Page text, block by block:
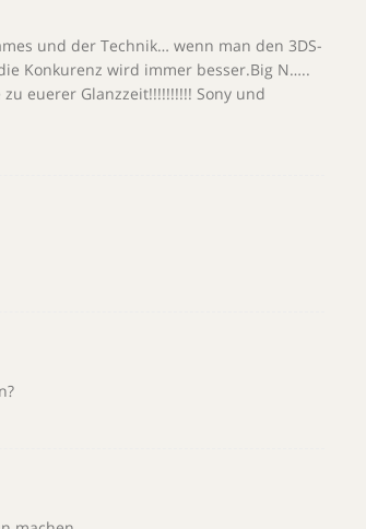
und der Technik… wenn man den 3DS-
Konkurenz wird immer besser.Big N…..
euerer Glanzzeit!!!!!!!!!! Sony und